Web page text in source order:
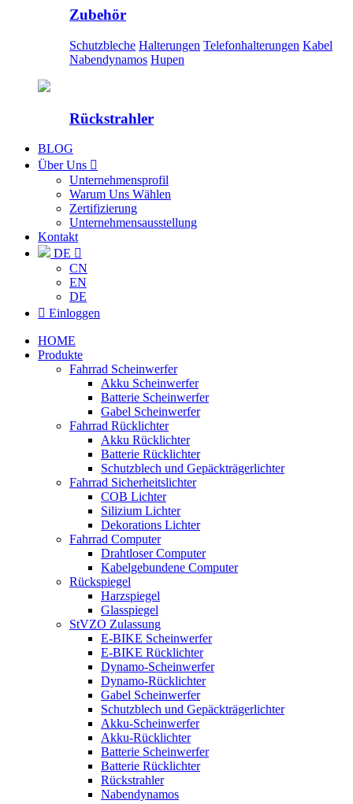
Zubehör
Schutzbleche Halterungen Telefonhalterungen Kabel
Nabendynamos Hupen
Rückstrahler
BLOG
Über Uns 
Unternehmensprofil
Warum Uns Wählen
Zertifizierung
Unternehmensausstellung
Kontakt
DE 
CN
EN
DE
 Einloggen
HOME
Produkte
Fahrrad Scheinwerfer
Akku Scheinwerfer
Batterie Scheinwerfer
Gabel Scheinwerfer
Fahrrad Rücklichter
Akku Rücklichter
Batterie Rücklichter
Schutzblech und Gepäckträgerlichter
Fahrrad Sicherheitslichter
COB Lichter
Silizium Lichter
Dekorations Lichter
Fahrrad Computer
Drahtloser Computer
Kabelgebundene Computer
Rückspiegel
Harzspiegel
Glasspiegel
StVZO Zulassung
E-BIKE Scheinwerfer
E-BIKE Rücklichter
Dynamo-Scheinwerfer
Dynamo-Rücklichter
Gabel Scheinwerfer
Schutzblech und Gepäckträgerlichter
Akku-Scheinwerfer
Akku-Rücklichter
Batterie Scheinwerfer
Batterie Rücklichter
Rückstrahler
Nabendynamos